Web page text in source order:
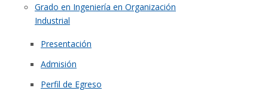
Grado en Ingeniería en Organización
Industrial
Presentación
Admisión
Perfil de Egreso